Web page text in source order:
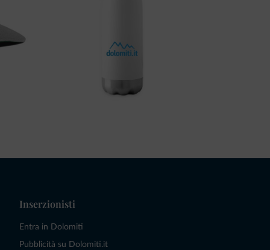
Inserzionisti
Entra in Dolomiti
Pubblicità su Dolomiti.it